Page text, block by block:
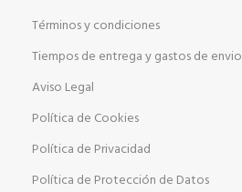
Términos y condiciones
Tiempos de entrega y gastos de envio
Aviso Legal
Política de Cookies
Política de Privacidad
Política de Protección de Datos